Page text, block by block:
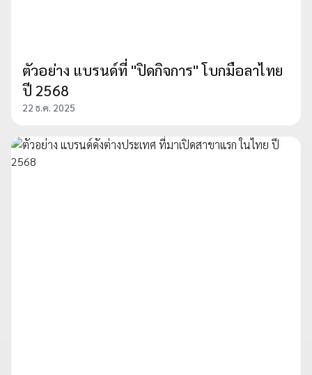
ตัวอย่าง แบรนด์ที่ "ปิดกิจการ" โบกมือลาไทย
ปี 2568
22 ธ.ค. 2025